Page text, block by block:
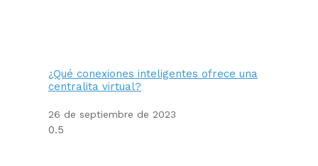
¿Qué conexiones inteligentes ofrece una
centralita virtual?
26 de septiembre de 2023